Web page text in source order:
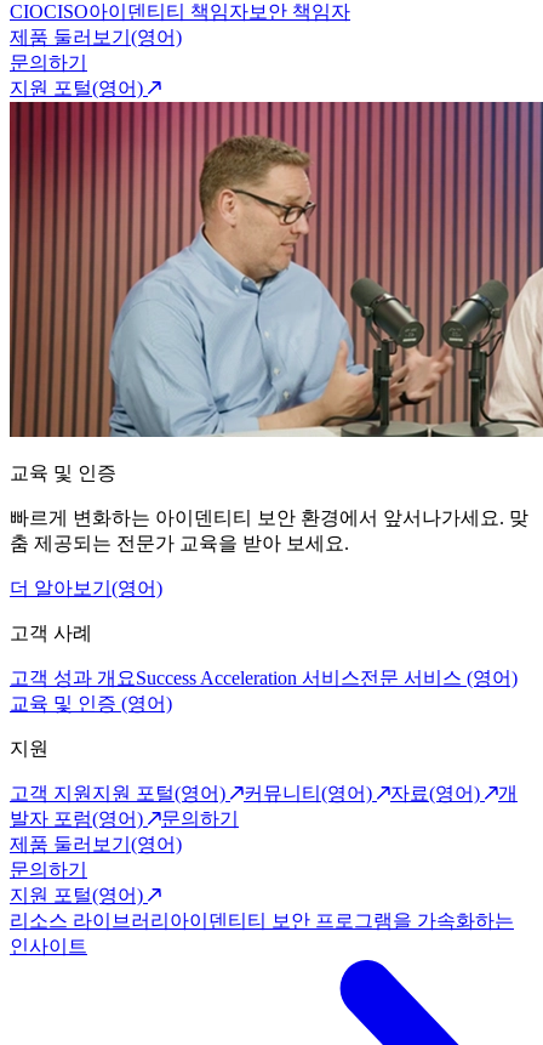
CIOCISO아이덴티티 책임자보안 책임자
제품 둘러보기(영어)
문의하기
지원 포털(영어)
교육 및 인증
빠르게 변화하는 아이덴티티 보안 환경에서 앞서나가세요. 맞
춤 제공되는 전문가 교육을 받아 보세요.
더 알아보기(영어)
고객 사례
고객 성과 개요Success Acceleration 서비스전문 서비스 (영어)
교육 및 인증 (영어)
지원
고객 지원 지원 포털(영어) 커뮤니티(영어) 자료(영어)
개
발자 포럼(영어)
문의하기
제품 둘러보기(영어)
문의하기
지원 포털(영어)
리소스 라이브러리 아이덴티티 보안 프로그램을 가속화하는
인사이트